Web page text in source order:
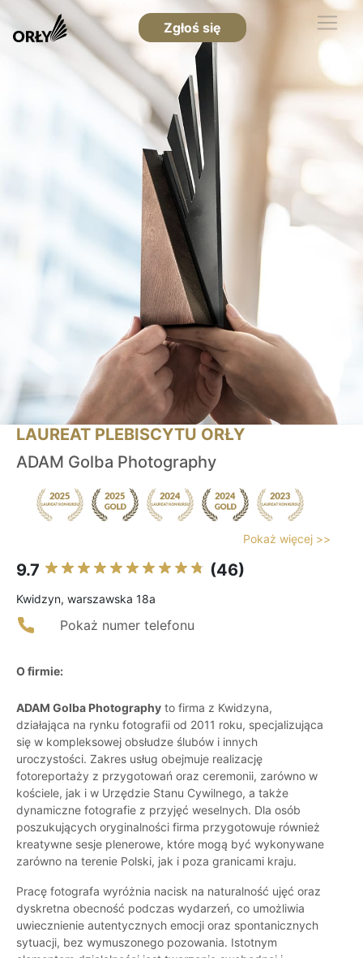
Zgłoś się
LAUREAT PLEBISCYTU ORŁY
ADAM Golba Photography
Pokaż więcej >>
9.7 (46)
Kwidzyn, warszawska 18a
Pokaż numer telefonu
O firmie:
ADAM Golba Photography to firma z Kwidzyna,
działająca na rynku fotografii od 2011 roku, specjalizująca
się w kompleksowej obsłudze ślubów i innych
uroczystości. Zakres usług obejmuje realizację
fotoreportaży z przygotowań oraz ceremonii, zarówno w
kościele, jak i w Urzędzie Stanu Cywilnego, a także
dynamiczne fotografie z przyjęć weselnych. Dla osób
poszukujących oryginalności firma przygotowuje również
kreatywne sesje plenerowe, które mogą być wykonywane
zarówno na terenie Polski, jak i poza granicami kraju.
Pracę fotografa wyróżnia nacisk na naturalność ujęć oraz
dyskretna obecność podczas wydarzeń, co umożliwia
uwiecznienie autentycznych emocji oraz spontanicznych
sytuacji, bez wymuszonego pozowania. Istotnym